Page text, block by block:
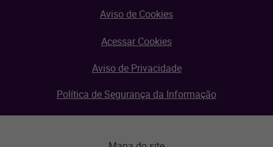
Aviso de Cookies
Acessar Cookies
Aviso de Privacidade
Política de Segurança da Informação